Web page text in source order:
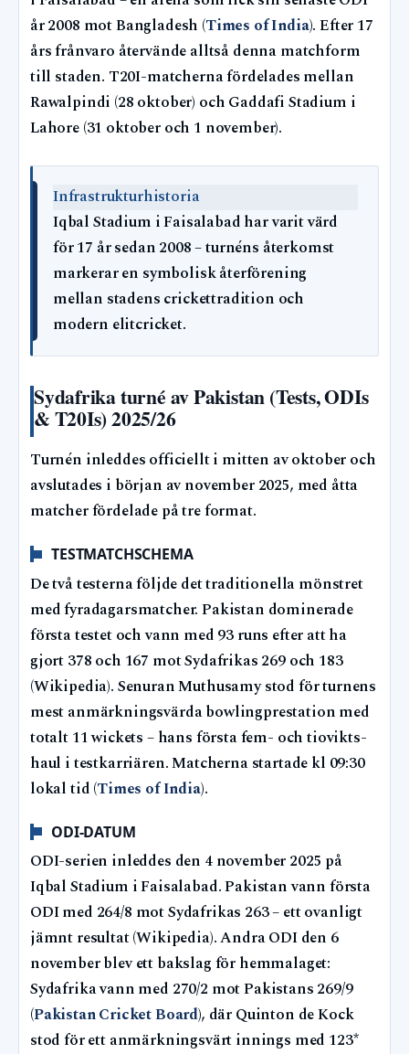
år 2008 mot Bangladesh (Times of India). Efter 17
års frånvaro återvände alltså denna matchform
till staden. T20I-matcherna fördelades mellan
Rawalpindi (28 oktober) och Gaddafi Stadium i
Lahore (31 oktober och 1 november).
Infrastrukturhistoria
Iqbal Stadium i Faisalabad har varit värd
för 17 år sedan 2008 – turnéns återkomst
markerar en symbolisk återförening
mellan stadens crickettradition och
modern elitcricket.
Sydafrika turné av Pakistan (Tests, ODIs
& T20Is) 2025/26
Turnén inleddes officiellt i mitten av oktober och
avslutades i början av november 2025, med åtta
matcher fördelade på tre format.
TESTMATCHSCHEMA
De två testerna följde det traditionella mönstret
med fyradagarsmatcher. Pakistan dominerade
första testet och vann med 93 runs efter att ha
gjort 378 och 167 mot Sydafrikas 269 och 183
(Wikipedia). Senuran Muthusamy stod för turnens
mest anmärkningsvärda bowlingprestation med
totalt 11 wickets – hans första fem- och tiovikts-
haul i testkarriären. Matcherna startade kl 09:30
lokal tid (Times of India).
ODI-DATUM
ODI-serien inleddes den 4 november 2025 på
Iqbal Stadium i Faisalabad. Pakistan vann första
ODI med 264/8 mot Sydafrikas 263 – ett ovanligt
jämnt resultat (Wikipedia). Andra ODI den 6
november blev ett bakslag för hemmalaget:
Sydafrika vann med 270/2 mot Pakistans 269/9
(Pakistan Cricket Board), där Quinton de Kock
stod för ett anmärkningsvärt innings med 123*